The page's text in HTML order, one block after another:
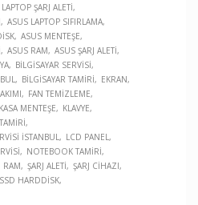
ŞARJ ALETI
ASUS LAPTOP SIFIRLAMA
ASUS MENTEŞE
ASUS RAM
ASUS ŞARJ ALETI
BILGISAYAR SERVISI
BILGISAYAR TAMIRI
EKRAN
FAN TEMIZLEME
KASA MENTEŞE
KLAVYE
İSTANBUL
LCD PANEL
NOTEBOOK TAMIRI
RAM ŞARJ ALETI
ŞARJ CIHAZI
SSD HARDDISK